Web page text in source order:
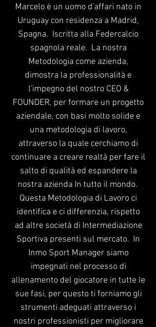
Marcelo è un uomo d'affari nato in
Uruguay con residenza a Madrid,
Spagna. Iscritta alla Federcalcio
spagnola reale. La nostra
Metodologia come azienda,
dimostra la professionalità e
l'impegno del nostro CEO &
FOUNDER, per formare un progetto
aziendale, con basi molto solide e
una metodologia di lavoro,
attraverso la quale cerchiamo di
continuare a creare realtà per fare il
salto di qualità ed espandere la
nostra azienda In tutto il mondo.
Questa Metodologia di Lavoro ci
identifica e ci differenzia, rispetto
ad altre società di Intermediazione
Sportiva presenti sul mercato. In
Inmo Sport Manager siamo
impegnati nel processo di
allenamento del giocatore in tutte le
sue fasi, per questo ti forniamo gli
strumenti adeguati attraverso i
nostri professionisti per migliorare